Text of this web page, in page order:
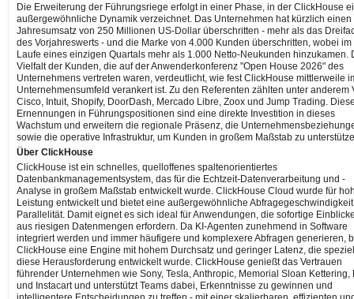
Die Erweiterung der Führungsriege erfolgt in einer Phase, in der ClickHouse
außergewöhnliche Dynamik verzeichnet. Das Unternehmen hat kürzlich einen
Jahresumsatz von 250 Millionen US-Dollar überschritten - mehr als das
des Vorjahreswerts - und die Marke von 4.000 Kunden überschritten, wobei im
Laufe eines einzigen Quartals mehr als 1.000 Netto-Neukunden hinzukamen.
Vielfalt der Kunden, die auf der Anwenderkonferenz "Open House 2026" des
Unternehmens vertreten waren, verdeutlicht, wie fest ClickHouse mittlerweile
Unternehmensumfeld verankert ist. Zu den Referenten zählten unter anderem
Cisco, Intuit, Shopify, DoorDash, Mercado Libre, Zoox und Jump Trading.
Ernennungen in Führungspositionen sind eine direkte Investition in dieses
Wachstum und erweitern die regionale Präsenz, die
sowie die operative Infrastruktur, um Kunden in großem Maßstab zu
Über ClickHouse
ClickHouse ist ein schnelles, quelloffenes spaltenorientiertes
Datenbankmanagementsystem, das für die Echtzeit-Datenverarbeitung und -
Analyse in großem Maßstab entwickelt wurde. ClickHouse Cloud wurde für
Leistung entwickelt und bietet eine außergewöhnliche
Parallelität. Damit eignet es sich ideal für Anwendungen, die sofortige
aus riesigen Datenmengen erfordern. Da KI-Agenten zunehmend in Software
integriert werden und immer häufigere und komplexere Abfragen generieren,
ClickHouse eine Engine mit hohem Durchsatz und geringer Latenz, die
diese Herausforderung entwickelt wurde. ClickHouse genießt das Vertrauen
führender Unternehmen wie Sony, Tesla, Anthropic, Memorial Sloan Kettering,
und Instacart und unterstützt Teams dabei, Erkenntnisse zu gewinnen und